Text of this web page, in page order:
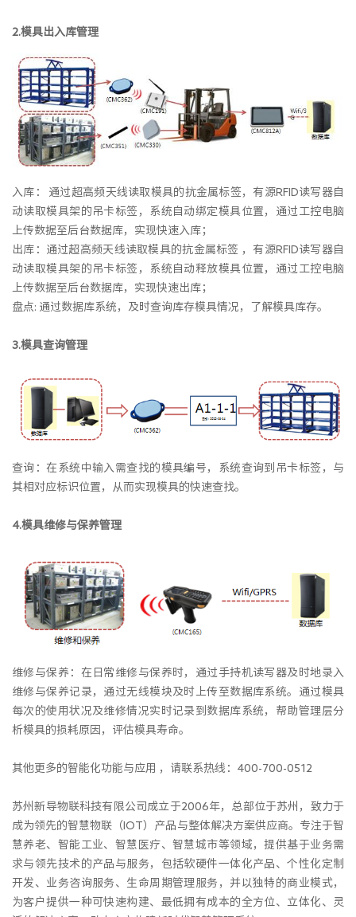
2.模具出入库管理
入库： 通过超高频天线读取模具的抗金属标签，有源RFID读写器自
动读取模具架的吊卡标签，系统自动绑定模具位置，通过工控电脑
上传数据至后台数据库，实现快速入库；
出库：通过超高频天线读取模具的抗金属标签 ，有源RFID读写器自
动读取模具架的吊卡标签，系统自动释放模具位置，通过工控电脑
上传数据至后台数据库，实现快速出库；
盘点: 通过数据库系统，及时查询库存模具情况，了解模具库存。
3.模具查询管理
查询：在系统中输入需查找的模具编号，系统查询到吊卡标签，与
其相对应标识位置，从而实现模具的快速查找。
4.模具维修与保养管理
维修与保养：在日常维修与保养时，通过手持机读写器及时地录入
维修与保养记录，通过无线模块及时上传至数据库系统。通过模具
每次的使用状况及维修情况实时记录到数据库系统，帮助管理层分
析模具的损耗原因，评估模具寿命。
其他更多的智能化功能与应用 ，请联系热线：400-700-0512
苏州新导物联科技有限公司成立于2006年，总部位于苏州，致力于
成为领先的智慧物联（IOT）产品与整体解决方案供应商。专注于智
慧养老、智能工业、智慧医疗、智慧城市等领域，提供基于业务需
求与领先技术的产品与服务，包括软硬件一体化产品、个性化定制
开发、业务咨询服务、生命周期管理服务，并以独特的商业模式，
为客户提供一种可快速构建、最低拥有成本的全方位、立体化、灵